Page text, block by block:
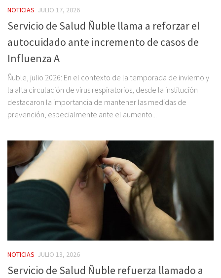
NOTICIAS JULIO 17, 2026
Servicio de Salud Ñuble llama a reforzar el
autocuidado ante incremento de casos de
Influenza A
Ñuble, julio 2026: En el contexto de la temporada de invierno y
la alta circulación de virus respiratorios, desde la institución
destacaron la importancia de mantener las medidas de
prevención, especialmente ante el aumento...
NOTICIAS JULIO 13, 2026
Servicio de Salud Ñuble refuerza llamado a